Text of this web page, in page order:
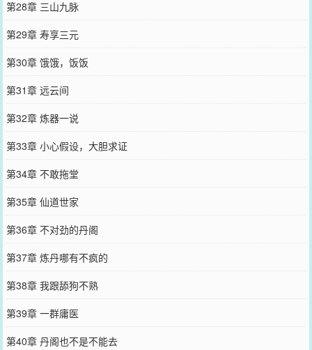
第28章 三山九脉
第29章 寿享三元
第30章 饿饿，饭饭
第31章 远云间
第32章 炼器一说
第33章 小心假设，大胆求证
第34章 不敢拖堂
第35章 仙道世家
第36章 不对劲的丹阁
第37章 炼丹哪有不疯的
第38章 我跟舔狗不熟
第39章 一群庸医
第40章 丹阁也不是不能去